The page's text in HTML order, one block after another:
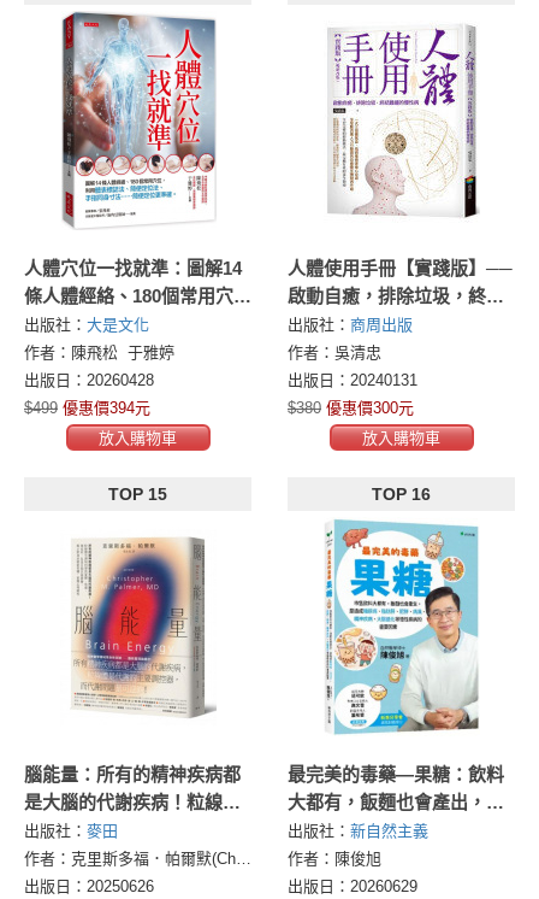
人體穴位一找就準：圖解14
條人體經絡、180個常用穴
位，利用體表標誌法、簡便
定位法、手指同身寸法……
簡便定位更準確。
出版社： 大是文化
作者：陳飛松 于雅婷
出版日：20260428
$499 優惠價394元
放入購物車
人體使用手冊【實踐版】──
啟動自癒，排除垃圾，終結
難纏的慢性病（暢銷改版）
出版社： 商周出版
作者：吳清忠
出版日：20240131
$380 優惠價300元
放入購物車
TOP 15
腦能量：所有的精神疾病都
是大腦的代謝疾病！粒線體
失調如何導致憂鬱、焦慮、
強迫症、ADHD和其他障
礙，揭示飲食治療新契機，
出版社： 麥田
作者：克里斯多福．帕爾默(Christopher Palmer, MD)
出版日：20250626
TOP 16
最完美的毒藥—果糖：飲料
大都有，飯麵也會產出，是
造成脂肪肝、糖尿病與大腦
退化等等慢性病的關鍵因素
出版社： 新自然主義
作者：陳俊旭
出版日：20260629